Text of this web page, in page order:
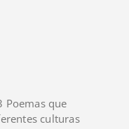
Poemas que
culturas